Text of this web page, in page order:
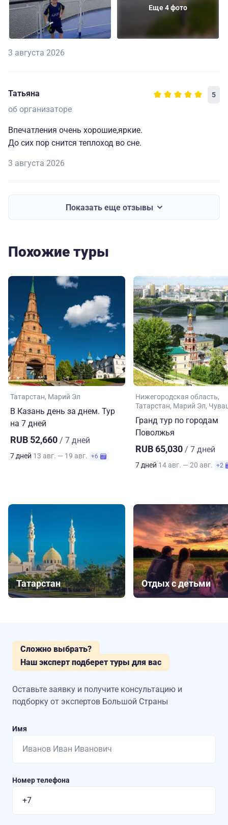
Еще 4 фото
3 августа 2026
Татьяна 5
об организаторе
Впечатления очень хорошие,яркие.
До сих пор снится теплоход во сне.
3 августа 2026
Показать еще отзывы
Похожие туры
Татарстан Марий Эл
В Казань день за днем. Тур
на 7 дней
RUB 52,660 / 7 дней
7 дней 13 авг. — 19 авг. +6
Нижегородская область
Татарстан Марий Эл
Гранд тур по городам
Поволжья
RUB 65,030 / 7 дней
7 дней 14 авг. — 20 авг. +2
Татарстан Отдых с детьми
Сложно выбрать?
Наш эксперт подберет туры для вас
Оставьте заявку и получите консультацию и
подборку от экспертов Большой Страны
Имя
Номер телефона